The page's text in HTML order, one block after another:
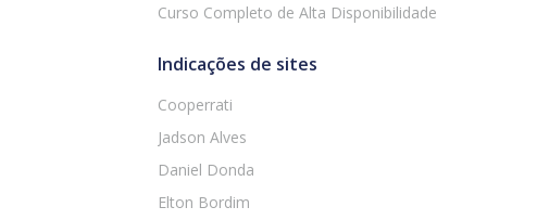
Curso Completo de Alta Disponibilidade
Indicações de sites
Cooperrati
Jadson Alves
Daniel Donda
Elton Bordim